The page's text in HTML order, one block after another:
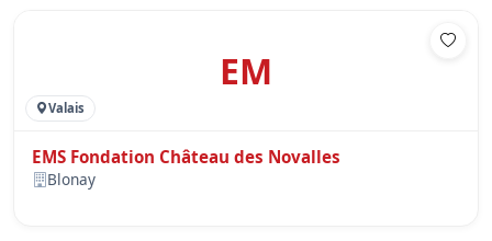
EM
Valais
EMS Fondation Château des Novalles
Blonay